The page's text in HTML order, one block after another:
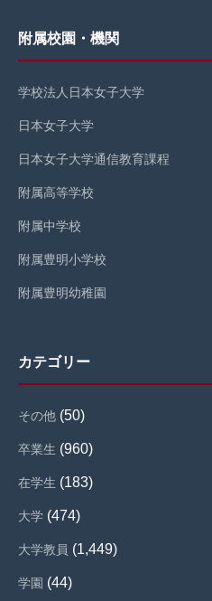
附属校園・機関
学校法人日本女子大学
日本女子大学
日本女子大学通信教育課程
附属高等学校
附属中学校
附属豊明小学校
附属豊明幼稚園
カテゴリー
その他 (50)
卒業生 (960)
在学生 (183)
大学 (474)
大学教員 (1,449)
学園 (44)